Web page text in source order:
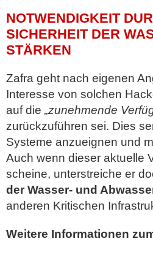
NOTWENDIGKEIT
SICHERHEIT DER
STÄRKEN
Zafra geht nach eigenen
Interesse von solchen
auf die „zunehmende
zurückzuführen sei. Dies
Systeme anzueignen und
Auch wenn dieser aktuelle
scheine, unterstreiche er
der Wasser- und
anderen Kritischen
Weitere Informationen